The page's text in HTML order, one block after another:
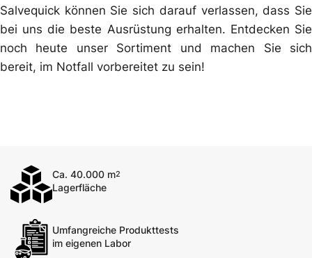
Salvequick können Sie sich darauf verlassen, dass Sie
bei uns die beste Ausrüstung erhalten. Entdecken Sie
noch heute unser Sortiment und machen Sie sich
bereit, im Notfall vorbereitet zu sein!
Ca. 40.000 m2
Lagerfläche
Umfangreiche Produkttests
im eigenen Labor